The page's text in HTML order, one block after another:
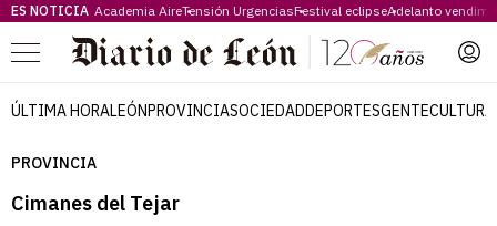
ES NOTICIA Academia AireTensión UrgenciasFestival eclipseAdelanto
Menú
ÚLTIMA HORALEÓNPROVINCIASOCIEDADDEPORTESGENTECULTURA
PROVINCIA
Cimanes del Tejar